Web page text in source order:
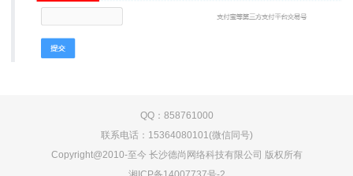
QQ：858761000
联系电话：15364080101(微信同号)
Copyright@2010-至今 长沙德尚网络科技有限公司 版权所有